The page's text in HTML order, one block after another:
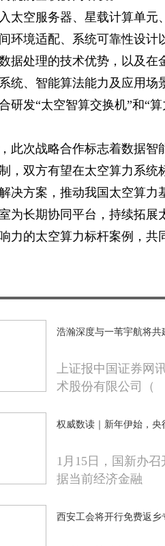
太空服务器、星载计算单
环境适配、系统可靠性设
据处理的技术优势，以及在
统、智能算法能力及应用场
研发“太空智算交换机”和“
此次战略合作标志着数据
，双方有望在太空算力系
决方案，推动我国太空算
为长期协同平台，持续拓
力的太空算力标杆案例，共
浩瀚深度与一苇宇航将共
上证报中国证券网
术股份有限公司（
权威数读｜新年伊始，
1月15日，国新办
据当前经济金融
西安工会将开行免费返